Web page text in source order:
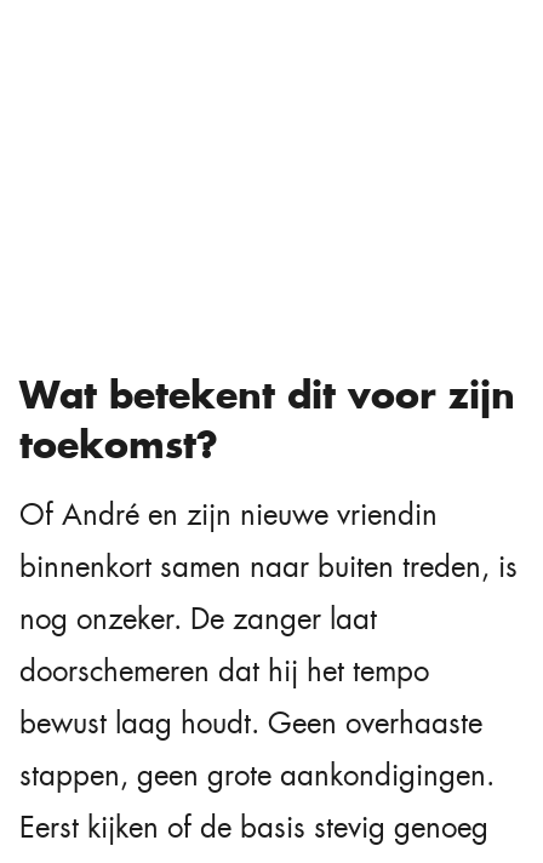
Wat betekent dit voor zijn
toekomst?
Of André en zijn nieuwe vriendin
binnenkort samen naar buiten treden, is
nog onzeker. De zanger laat
doorschemeren dat hij het tempo
bewust laag houdt. Geen overhaaste
stappen, geen grote aankondigingen.
Eerst kijken of de basis stevig genoeg